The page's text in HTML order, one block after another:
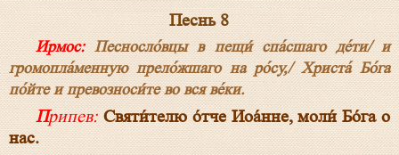
Песнь 8
Ирмос:Песносло́вцы в пещи́ спа́сшаго де́ти/ и
громопла́менную прело́жшаго на ро́су,/ Христа́ Бо́га
по́йте и превозноси́те во вся ве́ки.
Припев: Святи́телю о́тче Иоа́нне, моли́ Бо́га о
нас.